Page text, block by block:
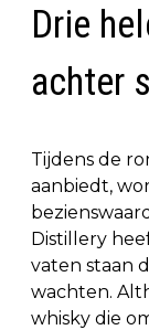
Drie
achter
Tijdens de
aanbiedt,
Distillery
vaten staan
wachten.
whisky die